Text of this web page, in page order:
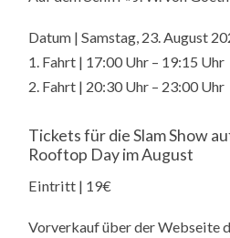
Datum | Samstag, 23. August
1. Fahrt | 17:00 Uhr – 19:15 Uhr
2. Fahrt | 20:30 Uhr – 23:00 Uhr
Tickets für die Slam Show
Rooftop Day im August
Eintritt | 19€
Vorverkauf über der Webseite